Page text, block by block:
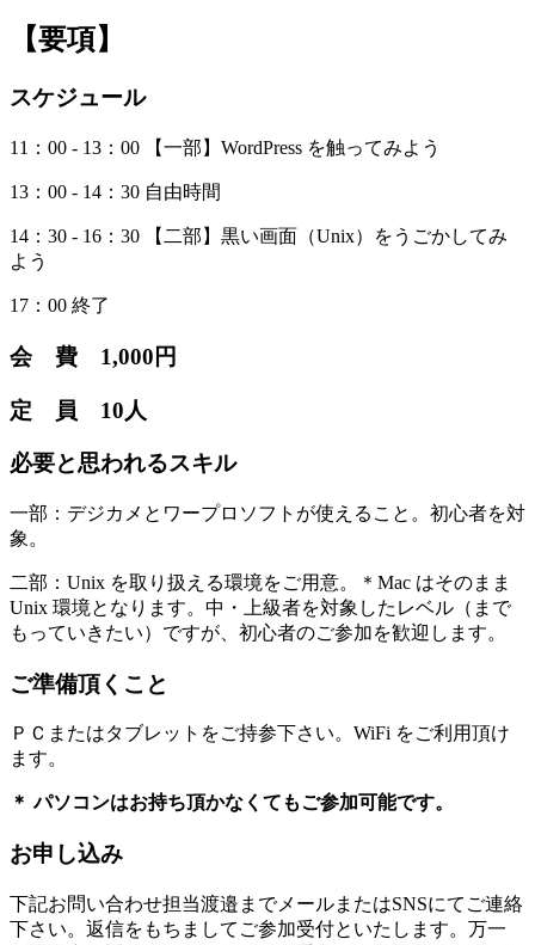
【要項】
スケジュール
11：00 ‐ 13：00 【一部】WordPress を触ってみよう
13：00 ‐ 14：30 自由時間
14：30 ‐ 16：30 【二部】黒い画面（Unix）をうごかしてみ
よう
17：00 終了
会 費 1,000円
定 員 10人
必要と思われるスキル
一部：デジカメとワープロソフトが使えること。初心者を対
象。
二部：Unix を取り扱える環境をご用意。＊Mac はそのまま
Unix 環境となります。中・上級者を対象したレベル（まで
もっていきたい）ですが、初心者のご参加を歓迎します。
ご準備頂くこと
ＰＣまたはタブレットをご持参下さい。WiFi をご利用頂け
ます。
＊ パソコンはお持ち頂かなくてもご参加可能です。
お申し込み
下記お問い合わせ担当渡邉までメールまたはSNSにてご連絡
下さい。返信をもちましてご参加受付といたします。万一